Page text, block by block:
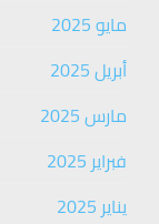
مايو 2025
أبريل 2025
مارس 2025
فبراير 2025
يناير 2025